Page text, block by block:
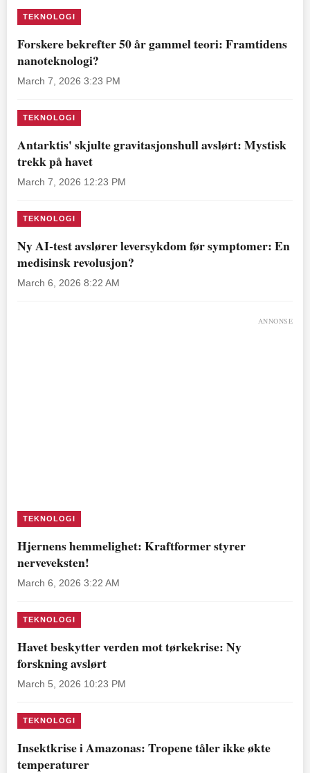
TEKNOLOGI
Forskere bekrefter 50 år gammel teori: Framtidens
nanoteknologi?
March 7, 2026 3:23 PM
TEKNOLOGI
Antarktis' skjulte gravitasjonshull avslørt: Mystisk
trekk på havet
March 7, 2026 12:23 PM
TEKNOLOGI
Ny AI-test avslører leversykdom før symptomer: En
medisinsk revolusjon?
March 6, 2026 8:22 AM
ANNONSE
TEKNOLOGI
Hjernens hemmelighet: Kraftformer styrer
nerveveksten!
March 6, 2026 3:22 AM
TEKNOLOGI
Havet beskytter verden mot tørkekrise: Ny
forskning avslørt
March 5, 2026 10:23 PM
TEKNOLOGI
Insektkrise i Amazonas: Tropene tåler ikke økte
temperaturer